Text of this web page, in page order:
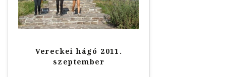
Vereckei hágó 2011.
szeptember